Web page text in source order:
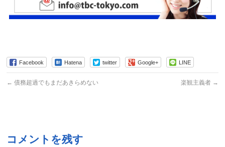
Facebook Hatena twitter Google+ LINE
← 債務超過でもまだあきらめない 楽観主義者 →
コメントを残す